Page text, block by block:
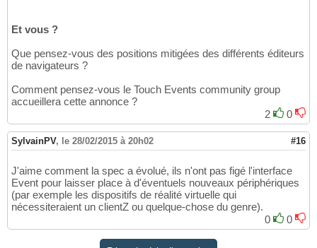
Et vous ?
Que pensez-vous des positions mitigées des différents éditeurs
de navigateurs ?
Comment pensez-vous le Touch Events community group
accueillera cette annonce ?
2
0
SylvainPV, le 28/02/2015 à 20h02 #16
J'aime comment la spec a évolué, ils n'ont pas figé l'interface
Event pour laisser place à d'éventuels nouveaux périphériques
(par exemple les dispositifs de réalité virtuelle qui
nécessiteraient un clientZ ou quelque-chose du genre).
0
0